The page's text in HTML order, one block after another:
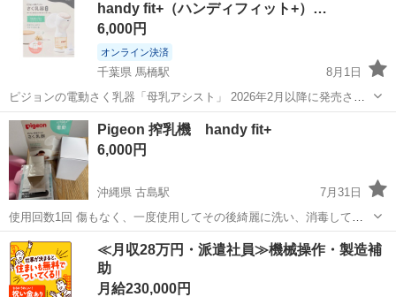
handy fit+（ハンディフィット+）…
6,000円
オンライン決済
千葉県 馬橋駅
8月1日
ピジョンの電動さく乳器「母乳アシスト」 2026年2月以降に発売され
たニュータイプです。 【ブランド】Pigeon（ピジョン） 【商品名】ピ
ジョン母乳アシスト さく乳器 電動
handyfit+（ハンディフィット
+） 【状...
千葉 松戸市 馬橋駅 産後用品
Pigeon 搾乳機 handy fit+
6,000円
沖縄県 古島駅
7月31日
使用回数1回 傷もなく、一度使用してその後綺麗に洗い、消毒して保
管してました。 不具合なく、使えてました。 TYPECの充電器になり
ます。 充電器以外の付属品全てついてます
沖縄 那覇市 古島駅 その他
≪月収28万円・派遣社員≫機械操作・製造補
助
月給230,000円